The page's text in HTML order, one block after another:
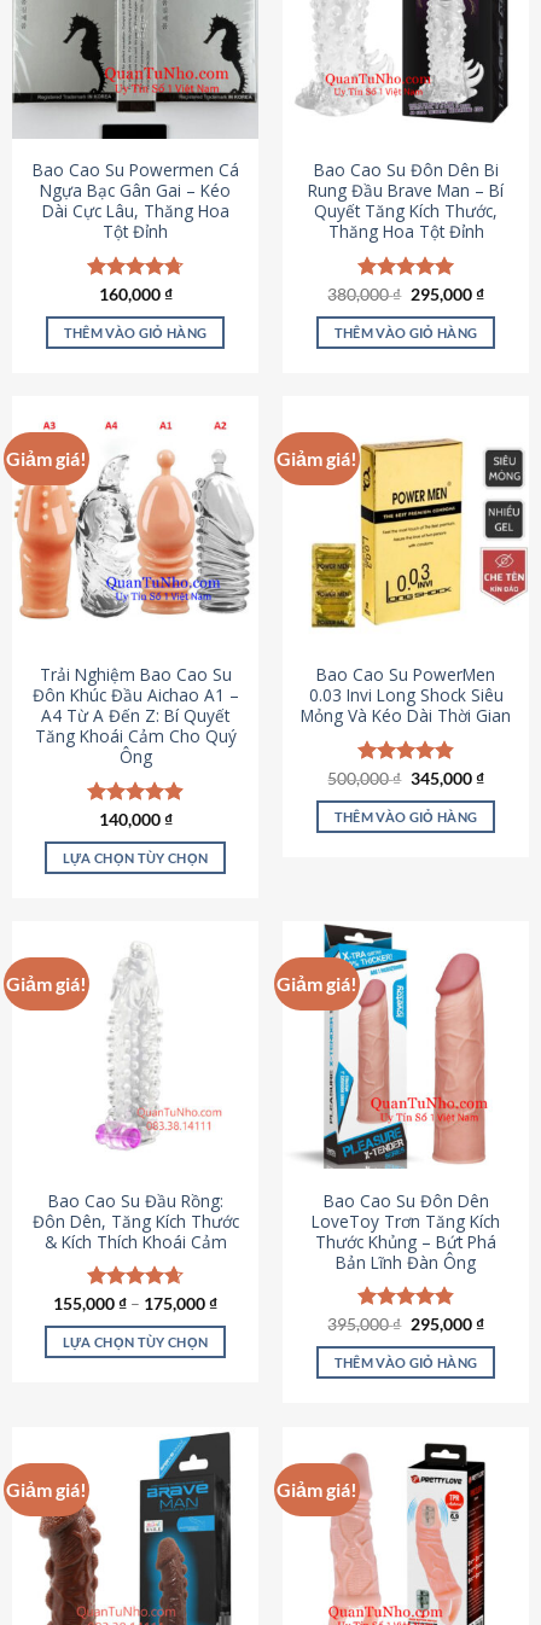
thể.
Các
tùy
chọn
có
chọn
trên
trang
sản
phẩm
Bao Cao Su Powermen Cá
Ngựa Bạc Gân Gai – Kéo
Dài Cực Lâu, Thăng Hoa
Tột Đỉnh
Được xếp
hạng4.73
5 sao
160,000₫
THÊM VÀO GIỎ HÀNG
Bao Cao Su Đôn Dên Bi
Rung Đầu Brave Man – Bí
Quyết Tăng Kích Thước,
Thăng Hoa Tột Đỉnh
Được xếp
hạng5.00
5 sao
380,000₫ Giá
là:
380,000 ₫.
295,000₫Giá
tại
THÊM VÀO GIỎ HÀNG
Giảm giá!
Trải Nghiệm Bao Cao Su
Đôn Khúc Đầu Aichao A1 –
A4 Từ A Đến Z: Bí Quyết
Tăng Khoái Cảm Cho Quý
Ông
Được xếp
hạng4.88
5 sao
140,000₫
LỰA CHỌN TÙY CHỌN
có
nhiều
biến
thể.
Các
tùy
chọn
có
chọn
trên
trang
sản
phẩm
Giảm giá!
Bao Cao Su PowerMen
0.03 Invi Long Shock Siêu
Mỏng Và Kéo Dài Thời Gian
Được xếp
hạng4.85
5 sao
500,000₫ Giá
là:
500,000 ₫.
345,000₫Giá
tại
THÊM VÀO GIỎ HÀNG
Giảm giá!
Bao Cao Su Đầu Rồng:
Đôn Dên, Tăng Kích Thước
& Kích Thích Khoái Cảm
Được xếp
hạng4.69
5 sao
155,000₫ – 175,000₫
LỰA CHỌN TÙY CHỌN
nhiều
biến
thể.
Các
tùy
chọn
Giảm giá!
Bao Cao Su Đôn Dên
LoveToy Trơn Tăng Kích
Thước Khủng – Bứt Phá
Bản Lĩnh Đàn Ông
Được xếp
hạng4.82
5 sao
395,000₫ Giá
là:
395,000 ₫.
295,000₫Giá
tại
THÊM VÀO GIỎ HÀNG
Giảm giá! Giảm giá!